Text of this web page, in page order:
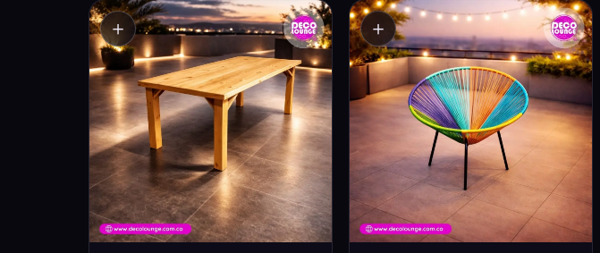
＋ ＋